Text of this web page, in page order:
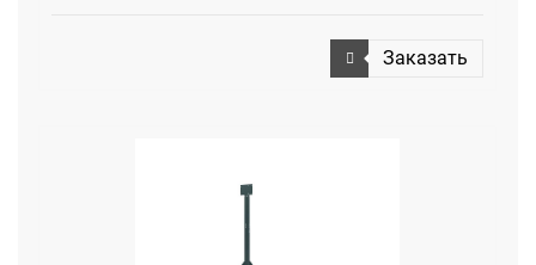
Заказать